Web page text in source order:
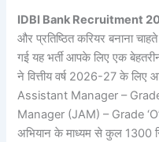
IDBI Bank Recruitment
और प्रतिष्ठित करियर बनाना
गई यह भर्ती आपके लिए एक
ने वित्तीय वर्ष 2026-27 के लिए
Assistant Manager –
Manager (JAM) – Grade ‘O’
अभियान के माध्यम से कुल 1300